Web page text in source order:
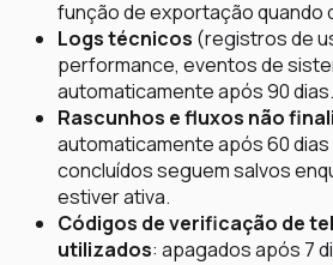
função de exportação quando
Logs técnicos (registros de
performance, eventos de
automaticamente após 90 dias.
Rascunhos e fluxos não
automaticamente após 60 dias
concluídos seguem salvos
estiver ativa.
Códigos de verificação de
utilizados: apagados após 7